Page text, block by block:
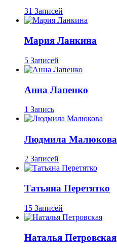
31 Записей
Мария Ланкина
5 Записей
Анна Лапенко
1 Запись
Людмила Малюкова
2 Записей
Татьяна Перетятко
15 Записей
Наталья Петровская